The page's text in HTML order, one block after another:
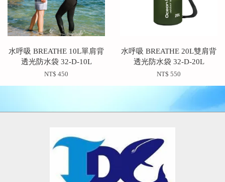
水呼吸 BREATHE 10L單肩背
透光防水袋 32-D-10L
NT$ 450
水呼吸 BREATHE 20L雙肩背
透光防水袋 32-D-20L
NT$ 550